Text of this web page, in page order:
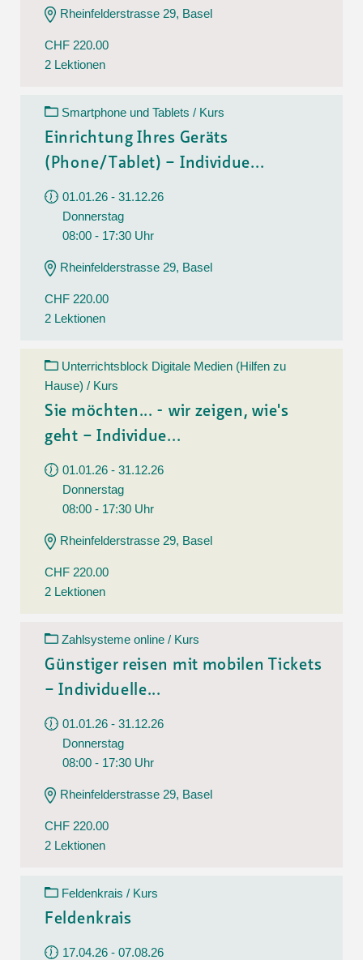
Rheinfelderstrasse 29, Basel
CHF 220.00
2 Lektionen
Smartphone und Tablets / Kurs
Einrichtung Ihres Geräts
(Phone/Tablet) – Individue...
01.01.26 - 31.12.26
Donnerstag
08:00 - 17:30 Uhr
Rheinfelderstrasse 29, Basel
CHF 220.00
2 Lektionen
Unterrichtsblock Digitale Medien (Hilfen zu
Hause) / Kurs
Sie möchten... - wir zeigen, wie's
geht – Individue...
01.01.26 - 31.12.26
Donnerstag
08:00 - 17:30 Uhr
Rheinfelderstrasse 29, Basel
CHF 220.00
2 Lektionen
Zahlsysteme online / Kurs
Günstiger reisen mit mobilen Tickets
– Individuelle...
01.01.26 - 31.12.26
Donnerstag
08:00 - 17:30 Uhr
Rheinfelderstrasse 29, Basel
CHF 220.00
2 Lektionen
Feldenkrais / Kurs
Feldenkrais
17.04.26 - 07.08.26